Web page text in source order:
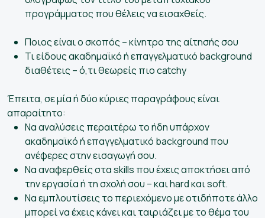
προγράμματος που θέλεις να εισαχθείς.
Ποιος είναι ο σκοπός – κίνητρο της αίτησής σου
Τι είδους ακαδημαϊκό ή επαγγελματικό background
διαθέτεις – ό,τι θεωρείς πιο catchy
Έπειτα, σε μία ή δύο κύριες παραγράφους είναι
απαραίτητο:
Να αναλύσεις περαιτέρω το ήδη υπάρχον
ακαδημαϊκό ή επαγγελματικό background που
ανέφερες στην εισαγωγή σου.
Να αναφερθείς στα skills που έχεις αποκτήσει από
την εργασία ή τη σχολή σου – και hard και soft.
Να εμπλουτίσεις το περιεχόμενο με οτιδήποτε άλλο
μπορεί να έχεις κάνει και ταιριάζει με το θέμα του